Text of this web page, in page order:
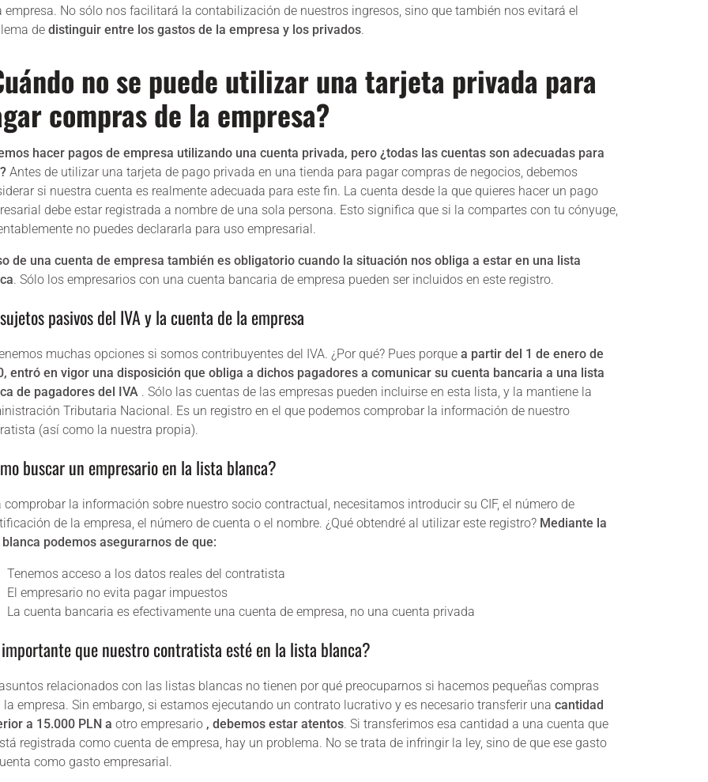
empresa. No sólo nos facilitará la contabilización de nuestros ingresos, sino que también nos evitará el
de distinguir entre los gastos de la empresa y los privados.
no se puede utilizar una tarjeta privada para
compras de la empresa?
hacer pagos de empresa utilizando una cuenta privada, pero ¿todas las cuentas son adecuadas para
Antes de utilizar una tarjeta de pago privada en una tienda para pagar compras de negocios, debemos
si nuestra cuenta es realmente adecuada para este fin. La cuenta desde la que quieres hacer un pago
debe estar registrada a nombre de una sola persona. Esto significa que si la compartes con tu cónyuge,
no puedes declararla para uso empresarial.
de una cuenta de empresa también es obligatorio cuando la situación nos obliga a estar en una lista
. Sólo los empresarios con una cuenta bancaria de empresa pueden ser incluidos en este registro.
pasivos del IVA y la cuenta de la empresa
muchas opciones si somos contribuyentes del IVA. ¿Por qué? Pues porque a partir del 1 de enero de
entró en vigor una disposición que obliga a dichos pagadores a comunicar su cuenta bancaria a una lista
de pagadores del IVA . Sólo las cuentas de las empresas pueden incluirse en esta lista, y la mantiene la
Tributaria Nacional. Es un registro en el que podemos comprobar la información de nuestro
(así como la nuestra propia).
buscar un empresario en la lista blanca?
comprobar la información sobre nuestro socio contractual, necesitamos introducir su CIF, el número de
de la empresa, el número de cuenta o el nombre. ¿Qué obtendré al utilizar este registro? Mediante la
podemos asegurarnos de que:
Tenemos acceso a los datos reales del contratista
El empresario no evita pagar impuestos
La cuenta bancaria es efectivamente una cuenta de empresa, no una cuenta privada
que nuestro contratista esté en la lista blanca?
relacionados con las listas blancas no tienen por qué preocuparnos si hacemos pequeñas compras
la empresa. Sin embargo, si estamos ejecutando un contrato lucrativo y es necesario transferir una cantidad
a 15.000 PLN a otro empresario , debemos estar atentos. Si transferimos esa cantidad a una cuenta que
registrada como cuenta de empresa, hay un problema. No se trata de infringir la ley, sino de que ese gasto
como gasto empresarial.